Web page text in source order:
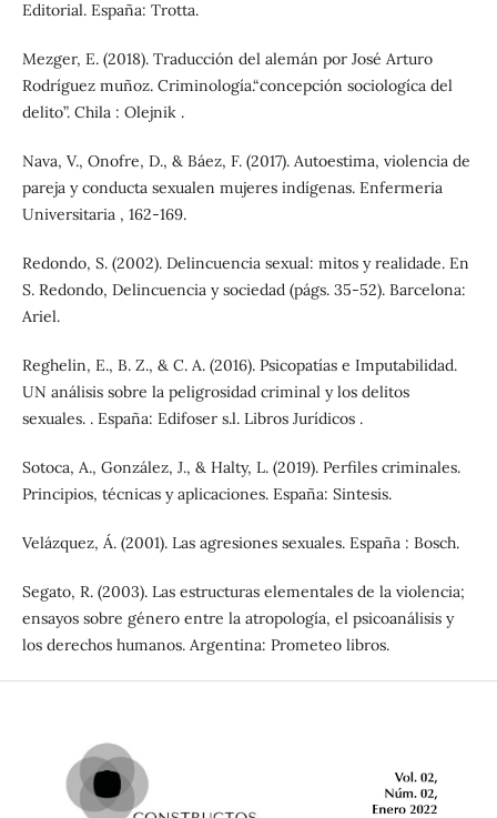
Editorial. España: Trotta.
Mezger, E. (2018). Traducción del alemán por José Arturo
Rodríguez muñoz. Criminología.“concepción sociologíca del
delito”. Chila : Olejnik .
Nava, V., Onofre, D., & Báez, F. (2017). Autoestima, violencia de
pareja y conducta sexualen mujeres indígenas. Enfermeria
Universitaria , 162-169.
Redondo, S. (2002). Delincuencia sexual: mitos y realidade. En
S. Redondo, Delincuencia y sociedad (págs. 35-52). Barcelona:
Ariel.
Reghelin, E., B. Z., & C. A. (2016). Psicopatías e Imputabilidad.
UN análisis sobre la peligrosidad criminal y los delitos
sexuales. . España: Edifoser s.l. Libros Jurídicos .
Sotoca, A., González, J., & Halty, L. (2019). Perfiles criminales.
Principios, técnicas y aplicaciones. España: Sintesis.
Velázquez, Á. (2001). Las agresiones sexuales. España : Bosch.
Segato, R. (2003). Las estructuras elementales de la violencia;
ensayos sobre género entre la atropología, el psicoanálisis y
los derechos humanos. Argentina: Prometeo libros.